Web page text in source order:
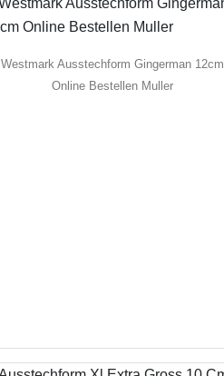
Westmark Ausstechform Gingerman 12cm
Online Bestellen Muller